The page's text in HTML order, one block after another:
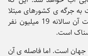
جرگه ی کشورهای مبتلا
به کمبود آب درآید آن هم در حالی که جمعیت آن سالانه 19 میلیون نفر
است.
است. اما فاصله ی آن